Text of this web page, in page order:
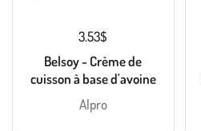
3.53$
Belsoy - Crème de
cuisson à base d'avoine
Alpro